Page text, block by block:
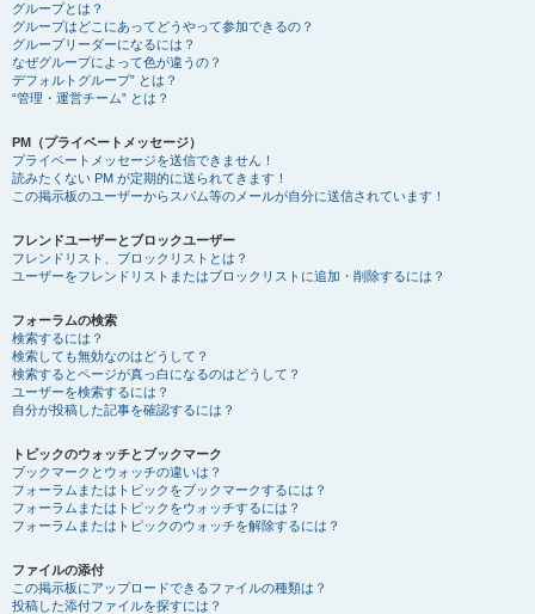
グループとは？
グループはどこにあってどうやって参加できるの？
グループリーダーになるには？
なぜグループによって色が違うの？
デフォルトグループ” とは？
“管理・運営チーム” とは？
PM（プライベートメッセージ）
プライベートメッセージを送信できません！
読みたくない PM が定期的に送られてきます！
この掲示板のユーザーからスパム等のメールが自分に送信されています！
フレンドユーザーとブロックユーザー
フレンドリスト、ブロックリストとは？
ユーザーをフレンドリストまたはブロックリストに追加・削除するには？
フォーラムの検索
検索するには？
検索しても無効なのはどうして？
検索するとページが真っ白になるのはどうして？
ユーザーを検索するには？
自分が投稿した記事を確認するには？
トピックのウォッチとブックマーク
ブックマークとウォッチの違いは？
フォーラムまたはトピックをブックマークするには？
フォーラムまたはトピックをウォッチするには？
フォーラムまたはトピックのウォッチを解除するには？
ファイルの添付
この掲示板にアップロードできるファイルの種類は？
投稿した添付ファイルを探すには？